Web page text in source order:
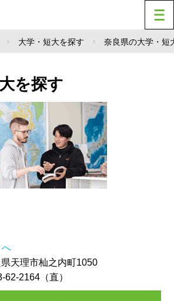
大学・短大を探す 奈良県の大学・短
を探す
へ
天理市杣之内町1050
2164（直）